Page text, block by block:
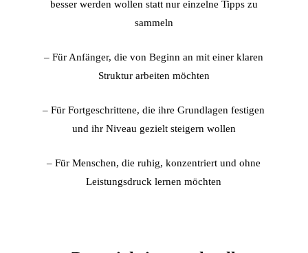
besser werden wollen statt nur einzelne Tipps zu
sammeln
– Für Anfänger, die von Beginn an mit einer klaren
Struktur arbeiten möchten
– Für Fortgeschrittene, die ihre Grundlagen festigen
und ihr Niveau gezielt steigern wollen
– Für Menschen, die ruhig, konzentriert und ohne
Leistungsdruck lernen möchten